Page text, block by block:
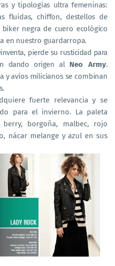
y tipologías ultra femeninas:
fluidas, chiffon, destellos de
negra de cuero ecológico
en nuestro guardarropa.
pierde su rusticidad para
dando origen al Neo Army.
y avíos milicianos se combinan
fuerte relevancia y se
para el invierno. La paleta
borgoña, malbec, rojo
nácar melange y azul en sus